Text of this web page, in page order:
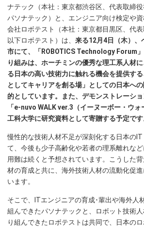
ナテック（本社：東京都渋谷区、代表取締
パソナテック）と、エンジニア向け検定や
会社ロボテスト（本社：東京都目黒区、代
以下ロボテスト）は、 来る12月4日（木）、
市にて、「ROBOTICS Technology Forum
り組みは、ホーチミンの優秀な理工系人材
る日本の高い技術力に触れる機会を提供す
としてキャリアを創る場」としての日本へ
的としています。また、デモンストレーシ
「e-nuvo WALK ver.3（イーヌーボー・ウ
工科大学に研究資料として寄贈する予定です
慢性的な技術人材不足が深刻化する日本の
て、今後も少子高齢化や若者の理系離れな
用難は続くと予想されています。こうした
材の育成と共に、海外技術人材の流動化促
います。
そこで、ITエンジニアの育成･輩出や海外人
組んできたパソナテックと、ロボット技術
り組んできたロボテストは共同で、日本の